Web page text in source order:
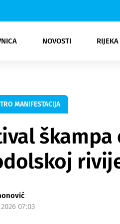
NOVOSTI
Rijeka Opatija
NK
Moda
Kultura
MANIFESTACIJA
07:03